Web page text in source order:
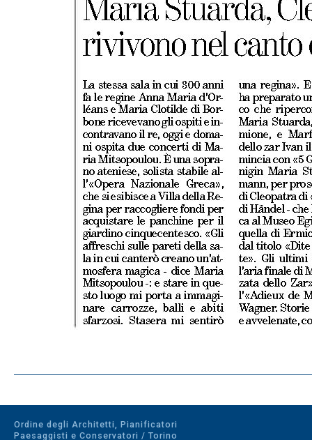
Ordine degli Architetti, Pianificatori
Paesaggisti e Conservatori / Torino